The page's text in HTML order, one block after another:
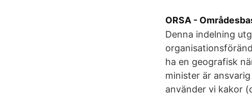
ORSA -
Denna indelning
ha en geografisk
minister är
använder vi kakor